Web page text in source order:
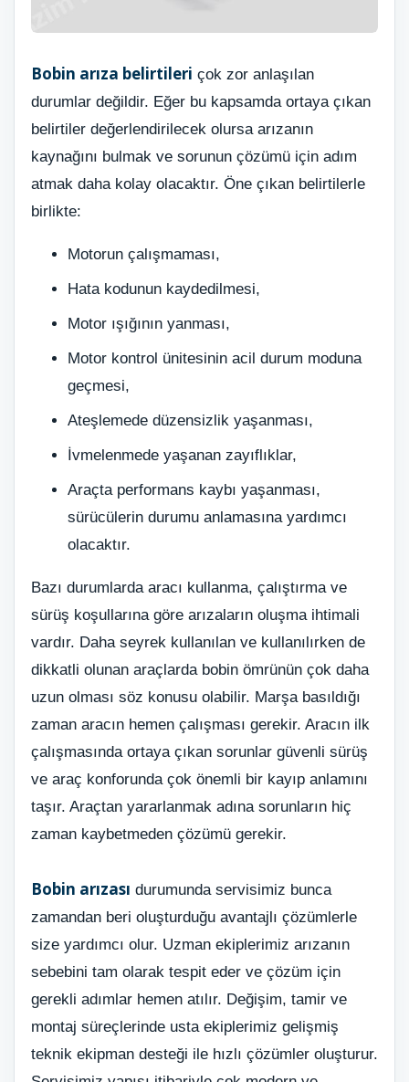
Bobin arıza belirtileri çok zor anlaşılan
durumlar değildir. Eğer bu kapsamda ortaya çıkan
belirtiler değerlendirilecek olursa arızanın
kaynağını bulmak ve sorunun çözümü için adım
atmak daha kolay olacaktır. Öne çıkan belirtilerle
birlikte:
Motorun çalışmaması,
Hata kodunun kaydedilmesi,
Motor ışığının yanması,
Motor kontrol ünitesinin acil durum moduna
geçmesi,
Ateşlemede düzensizlik yaşanması,
İvmelenmede yaşanan zayıflıklar,
Araçta performans kaybı yaşanması,
sürücülerin durumu anlamasına yardımcı
olacaktır.
Bazı durumlarda aracı kullanma, çalıştırma ve
sürüş koşullarına göre arızaların oluşma ihtimali
vardır. Daha seyrek kullanılan ve kullanılırken de
dikkatli olunan araçlarda bobin ömrünün çok daha
uzun olması söz konusu olabilir. Marşa basıldığı
zaman aracın hemen çalışması gerekir. Aracın ilk
çalışmasında ortaya çıkan sorunlar güvenli sürüş
ve araç konforunda çok önemli bir kayıp anlamını
taşır. Araçtan yararlanmak adına sorunların hiç
zaman kaybetmeden çözümü gerekir.
Bobin arızası durumunda servisimiz bunca
zamandan beri oluşturduğu avantajlı çözümlerle
size yardımcı olur. Uzman ekiplerimiz arızanın
sebebini tam olarak tespit eder ve çözüm için
gerekli adımlar hemen atılır. Değişim, tamir ve
montaj süreçlerinde usta ekiplerimiz gelişmiş
teknik ekipman desteği ile hızlı çözümler oluşturur.